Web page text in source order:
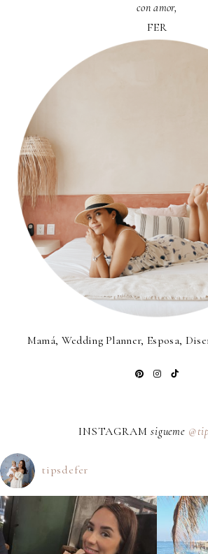
con amor,
FER
Mamá, Wedding Planner, Esposa,
INSTAGRAMsigueme
tipsdefer